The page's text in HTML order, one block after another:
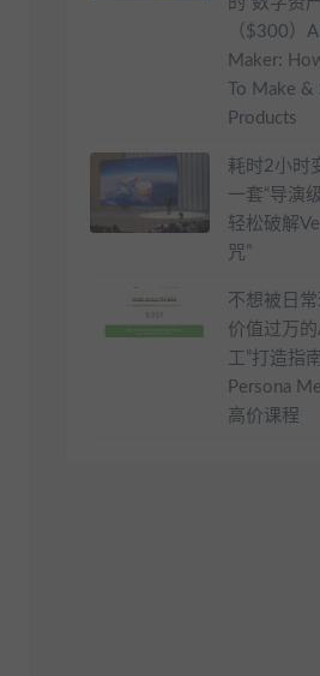
（$300）
Maker:
To Make
Products
耗时2小时
一套“导演
轻松破解
咒”
不想被日常
价值过万的
工”打造指
Persona
高价课程